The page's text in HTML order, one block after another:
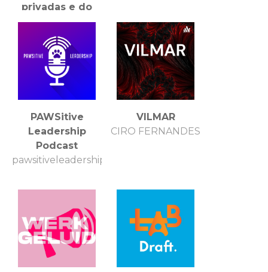
privadas e do
terceiro setor.
PAWSitive
Leadership
Podcast
pawsitiveleadershippodcast
VILMAR
CIRO FERNANDES